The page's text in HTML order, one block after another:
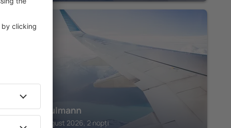
TRIER
Hotel Aulmann
Trier, 14 august 2026, 2 nopți